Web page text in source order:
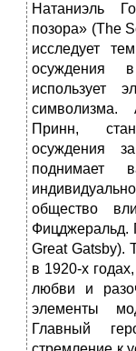
Натаниэль
позора» (The
исследует
осуждения
использует
символизма.
Принн,
осуждения
общество
Фицджеральд.
Great Gatsby).
в 1920-х
любви и
элементы
Главный